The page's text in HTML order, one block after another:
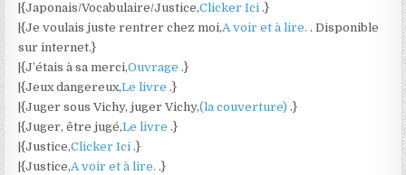
|{Japonais/Vocabulaire/Justice,Clicker Ici.}
|{Je voulais juste rentrer chez moi,A voir et à lire.. Disponible
sur internet.}
|{J’étais à sa merci,Ouvrage.}
|{Jeux dangereux,Le livre.}
|{Juger sous Vichy, juger Vichy,(la couverture).}
|{Juger, être jugé,Le livre.}
|{Justice,Clicker Ici.}
|{Justice,A voir et à lire..}